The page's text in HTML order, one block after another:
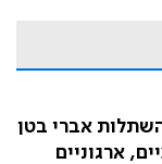
השתלות אברי בטן
ארגוניים